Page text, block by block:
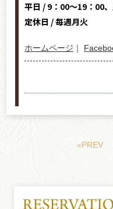
平日 / 9：00～19：00
定休日 / 毎週月火
ホームページ ｜
«PREV